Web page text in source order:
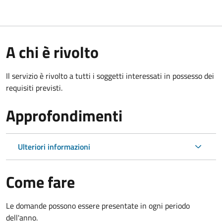
A chi è rivolto
Il servizio è rivolto a tutti i soggetti interessati in possesso dei
requisiti previsti.
Approfondimenti
Ulteriori informazioni
Come fare
Le domande possono essere presentate in ogni periodo
dell'anno.